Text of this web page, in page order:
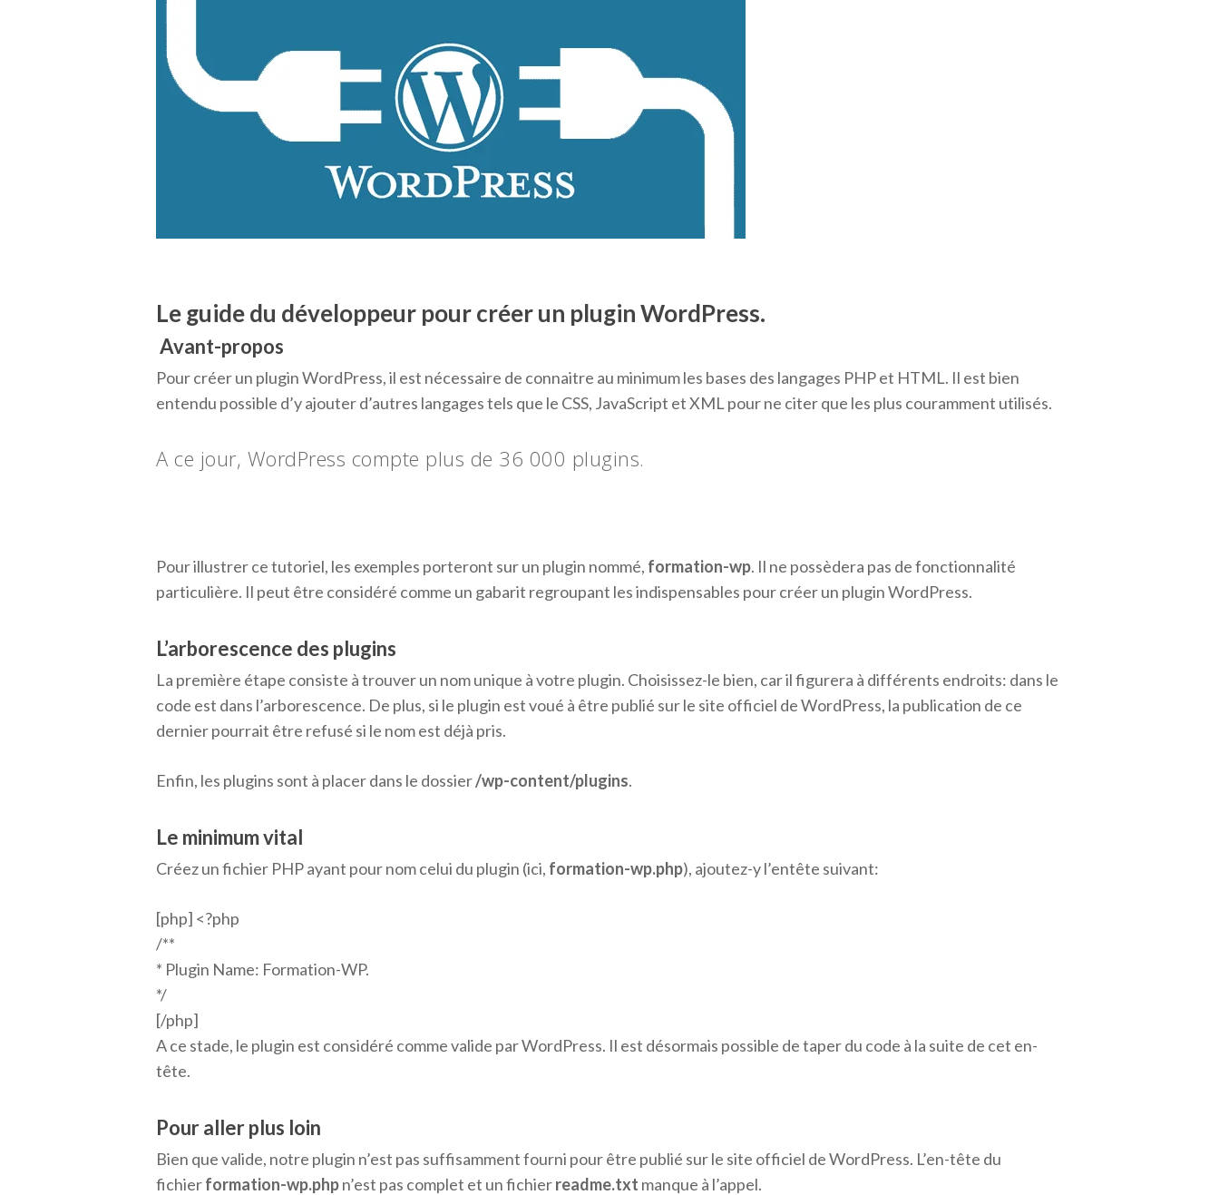
Le guide du développeur pour créer un plugin WordPress.
Avant-propos
Pour créer un plugin WordPress, il est nécessaire de connaitre au minimum les bases des langages PHP et HTML. Il est bien
entendu possible d’y ajouter d’autres langages tels que le CSS, JavaScript et XML pour ne citer que les plus couramment utilisés.
A ce jour, WordPress compte plus de 36 000 plugins.
Pour illustrer ce tutoriel, les exemples porteront sur un plugin nommé, formation-wp. Il ne possèdera pas de fonctionnalité
particulière. Il peut être considéré comme un gabarit regroupant les indispensables pour créer un plugin WordPress.
L’arborescence des plugins
La première étape consiste à trouver un nom unique à votre plugin. Choisissez-le bien, car il figurera à différents endroits: dans le
code est dans l’arborescence. De plus, si le plugin est voué à être publié sur le site officiel de WordPress, la publication de ce
dernier pourrait être refusé si le nom est déjà pris.
Enfin, les plugins sont à placer dans le dossier/wp-content/plugins.
Le minimum vital
Créez un fichier PHP ayant pour nom celui du plugin (ici, formation-wp.php), ajoutez-y l’entête suivant:
[php] <?php
/**
* Plugin Name: Formation-WP.
*/
[/php]
A ce stade, le plugin est considéré comme valide par WordPress. Il est désormais possible de taper du code à la suite de cet en-
tête.
Pour aller plus loin
Bien que valide, notre plugin n’est pas suffisamment fourni pour être publié sur le site officiel de WordPress. L’en-tête du
fichierformation-wp.phpn’est pas complet et un fichierreadme.txt manque à l’appel.